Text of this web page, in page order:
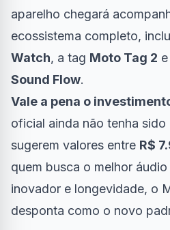
aparelho chegará
ecossistema completo,
Watch, a tag Moto Tag 2
Sound Flow.
Vale a pena o
oficial ainda não tenha
sugerem valores entre R$
quem busca o melhor
inovador e longevidade, o
desponta como o novo